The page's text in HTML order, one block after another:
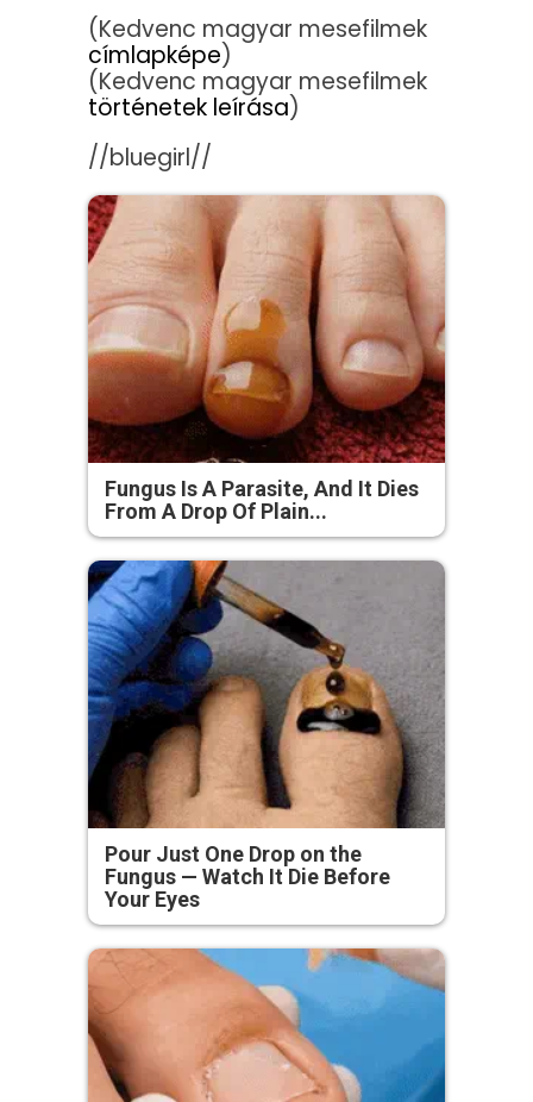
(Kedvenc magyar mesefilmek
címlapképe)
(Kedvenc magyar mesefilmek
történetek leírása)
//bluegirl//
Fungus Is A Parasite, And It Dies
From A Drop Of Plain...
Pour Just One Drop on the
Fungus — Watch It Die Before
Your Eyes